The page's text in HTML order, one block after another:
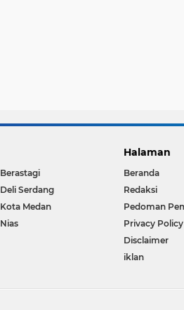
Berastagi
Deli Serdang
Kota Medan
Nias
Halaman
Beranda
Redaksi
Privacy Policy
Disclaimer
iklan